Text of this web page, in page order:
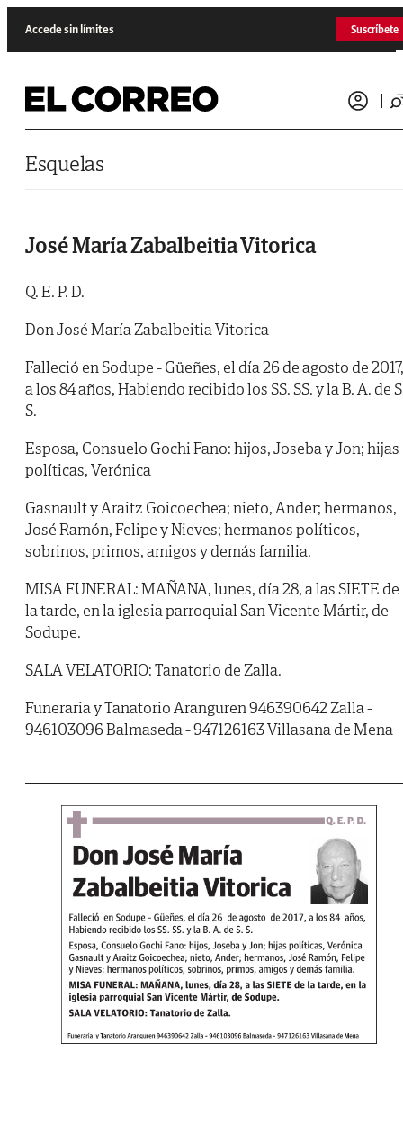
Accede sin límites Suscríbete
Esquelas
José María Zabalbeitia Vitorica
Q. E. P. D.
Don José María Zabalbeitia Vitorica
Falleció en Sodupe - Güeñes, el día 26 de agosto de 2017,
a los 84 años, Habiendo recibido los SS. SS. y la B. A. de
S.
Esposa, Consuelo Gochi Fano: hijos, Joseba y Jon; hijas
políticas, Verónica
Gasnault y Araitz Goicoechea; nieto, Ander; hermanos,
José Ramón, Felipe y Nieves; hermanos políticos,
sobrinos, primos, amigos y demás familia.
MISA FUNERAL: MAÑANA, lunes, día 28, a las SIETE de
la tarde, en la iglesia parroquial San Vicente Mártir, de
Sodupe.
SALA VELATORIO: Tanatorio de Zalla.
Funeraria y Tanatorio Aranguren 946390642 Zalla -
946103096 Balmaseda - 947126163 Villasana de Mena